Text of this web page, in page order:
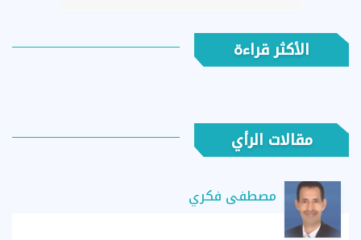
الأكثر قراءة
مقالات الرأي
مصطفى فكري